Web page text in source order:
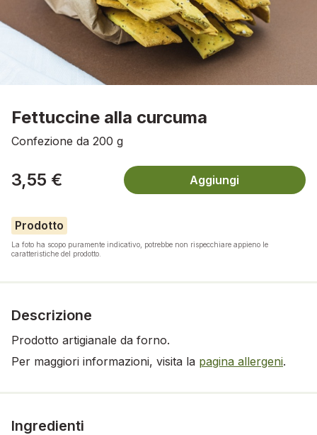
Fettuccine alla curcuma
Confezione da 200 g
3,55 € Aggiungi
Prodotto
La foto ha scopo puramente indicativo, potrebbe non rispecchiare appieno le
caratteristiche del prodotto.
Descrizione
Prodotto artigianale da forno.
Per maggiori informazioni, visita la pagina allergeni.
Ingredienti